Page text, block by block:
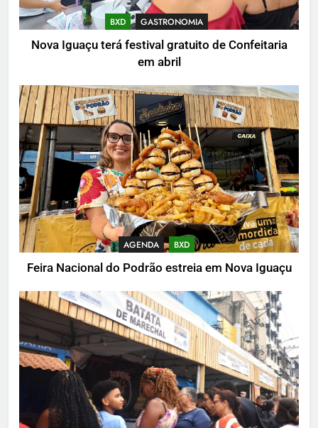
BXD GASTRONOMIA
Nova Iguaçu terá festival gratuito de Confeitaria
em abril
AGENDA BXD
Feira Nacional do Podrão estreia em Nova Iguaçu